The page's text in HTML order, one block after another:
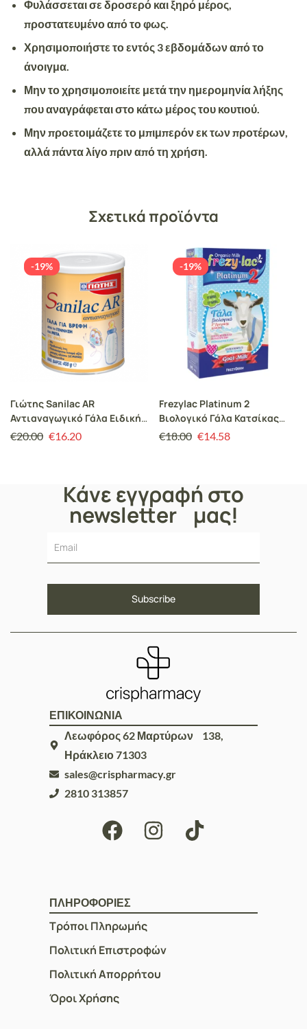
Φυλάσσεταισε δροσερό και ξηρό μέρος,
προστατευμένο από το φως.
Χρησιμοποιήστε το εντός 3εβδομάδωναπό το
άνοιγμα.
Μηντο χρησιμοποιείτε μετάτην ημερομηνία λήξης
που αναγράφεται στο κάτω μέρος του κουτιού.
Μηνπροετοιμάζετε το μπιμπερόνεκ των προτέρων,
αλλά πάντα λίγο πριν από τη χρήση.
Σχετικά προϊόντα
-19%
Γιώτης Sanilac AR
Αντιαναγωγικό Γάλα Ειδικής
Διατροφής 400gr
€20.00 €16.20
-19%
Frezylac Platinum 2
Βιολογικό Γάλα Κατσίκας
400gr
€18.00 €14.58
Κάνε εγγραφή στο
newsletter μας!
ΕΠΙΚΟΙΝΩΝΙΑ
Λεωφόρος 62 Μαρτύρων 138,
Ηράκλειο 71303
sales@crispharmacy.gr
2810 313857
ΠΛΗΡΟΦΟΡΙΕΣ
Τρόποι Πληρωμής
Πολιτική Επιστροφών
Πολιτική Απορρήτου
Όροι Χρήσης